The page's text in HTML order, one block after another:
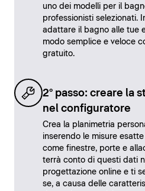
uno dei modelli per il
professionisti selezionati.
adattare il bagno alle tue
modo semplice e veloce
gratuito.
2° passo: creare la
nel configuratore
Crea la planimetria
inserendo le misure
come finestre, porte e
terrà conto di questi dati
progettazione online e ti
se, a causa delle